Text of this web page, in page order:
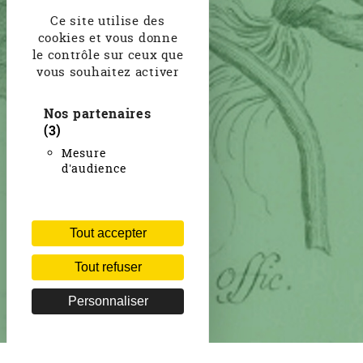
Ce site utilise des
cookies et vous donne
le contrôle sur ceux que
vous souhaitez activer
Nos partenaires
(3)
Mesure
d'audience
Tout accepter
Tout refuser
Personnaliser